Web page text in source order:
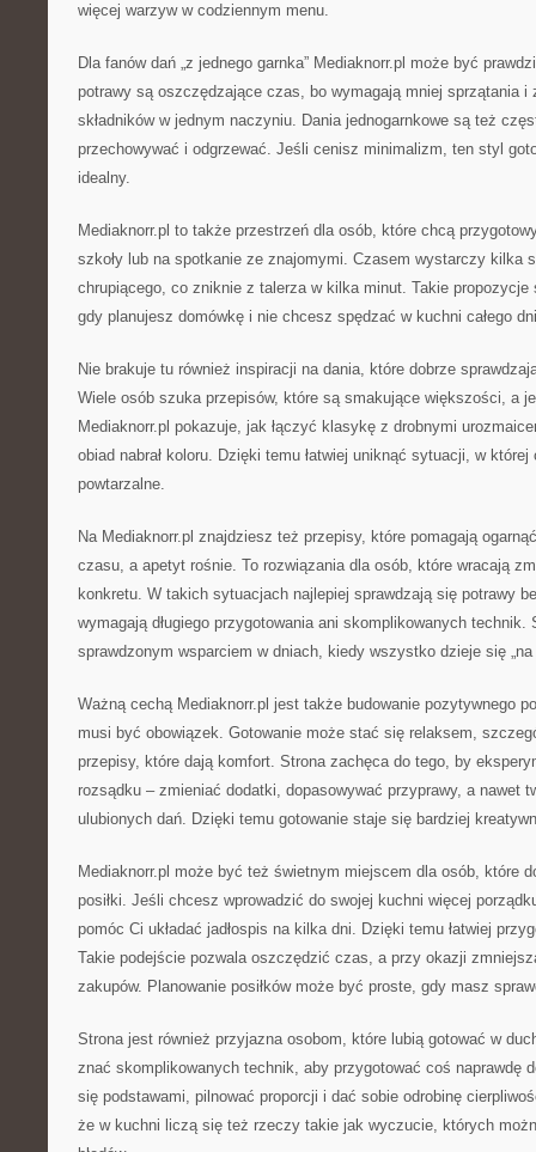
więcej warzyw w codziennym menu.
Dla fanów dań „z jednego garnka” Mediaknorr.pl może być
potrawy są oszczędzające czas, bo wymagają mniej sprzątania i
składników w jednym naczyniu. Dania jednogarnkowe są też
przechowywać i odgrzewać. Jeśli cenisz minimalizm, ten styl
idealny.
Mediaknorr.pl to także przestrzeń dla osób, które chcą
szkoły lub na spotkanie ze znajomymi. Czasem wystarczy kilka
chrupiącego, co zniknie z talerza w kilka minut. Takie
gdy planujesz domówkę i nie chcesz spędzać w kuchni całego
Nie brakuje tu również inspiracji na dania, które dobrze
Wiele osób szuka przepisów, które są smakujące większości, a
Mediaknorr.pl pokazuje, jak łączyć klasykę z drobnymi
obiad nabrał koloru. Dzięki temu łatwiej uniknąć sytuacji, w
powtarzalne.
Na Mediaknorr.pl znajdziesz też przepisy, które pomagają
czasu, a apetyt rośnie. To rozwiązania dla osób, które wracają
konkretu. W takich sytuacjach najlepiej sprawdzają się potrawy
wymagają długiego przygotowania ani skomplikowanych
sprawdzonym wsparciem w dniach, kiedy wszystko dzieje się „na
Ważną cechą Mediaknorr.pl jest także budowanie pozytywnego
musi być obowiązek. Gotowanie może stać się relaksem,
przepisy, które dają komfort. Strona zachęca do tego, by
rozsądku – zmieniać dodatki, dopasowywać przyprawy, a nawet
ulubionych dań. Dzięki temu gotowanie staje się bardziej
Mediaknorr.pl może być też świetnym miejscem dla osób, które
posiłki. Jeśli chcesz wprowadzić do swojej kuchni więcej
pomóc Ci układać jadłospis na kilka dni. Dzięki temu łatwiej
Takie podejście pozwala oszczędzić czas, a przy okazji
zakupów. Planowanie posiłków może być proste, gdy masz
Strona jest również przyjazna osobom, które lubią gotować w
znać skomplikowanych technik, aby przygotować coś naprawdę
się podstawami, pilnować proporcji i dać sobie odrobinę
że w kuchni liczą się też rzeczy takie jak wyczucie, których